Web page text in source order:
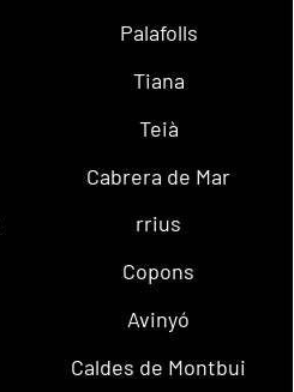
Palafolls
Tiana
Teià
Cabrera de Mar
rrius
Copons
Avinyó
Caldes de Montbui